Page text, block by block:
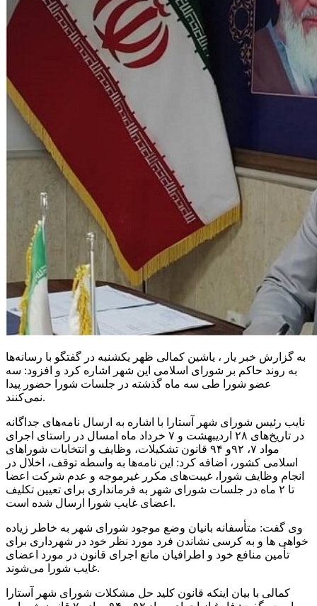
به گزارش خبر یار ، یاشین کمالی ظهر یکشنبه در گفتگو با رسانه‌ها
به روند حاکم بر شورای اسلامی این شهر اشاره کرد و افزود: سه
عضو شورا طی سه ماه گذشته در جلسات شورا حضور پیدا
نمی‌کنند.
نایب رئیس شورای شهر آستارا با اشاره به ارسال نامه‌های جداگانه
در تاریخ‌های ۲۸ اردیبهشت و ۷ خرداد ماه امسال در راستای اجرای
مواد ۷، ۹۲و ۹۴ قانون تشکیلات، وظایف و انتخابات شوراهای
اسلامی کشور، اضافه کرد: این نامه‌ها به واسطه توقف، اخلال در
انجام وظایف شورا، غیبت‌های مکرر غیرموجه و عدم شرکت اعضا
تا ۲ ماه در جلسات شورای شهر به فرمانداری برای تعیین تکلیف
اعضای غایب شورا ارسال شده است.
وی گفت: متأسفانه بانیان وضع موجود شورای شهر به خاطر زیاده
خواهی ها و به کرسی نشاندن فرد مورد نظر خود در شهرداری برای
تأمین منافع خود و اطرافیان مانع اجرای قانون در مورد اعضای
غایب شورا می‌شوند.
کمالی با بیان اینکه قانون کلید حل مشکلات شورای شهر آستارا